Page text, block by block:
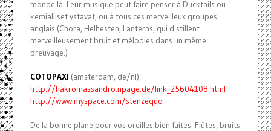
monde là. Leur musique peut faire penser à Ducktails ou
kemialliset ystavat, ou à tous ces merveilleux groupes
anglais (Chora, Helhesten, Lanterns, qui distillent
merveilleusement bruit et mélodies dans un même
breuvage.)
COTOPAXI (amsterdam, de/nl)
http://hakromassandro.npage.de/link_25604108.html
http://www.myspace.com/stenzequo
De la bonne plane pour vos oreilles bien faites. Flûtes, bruits